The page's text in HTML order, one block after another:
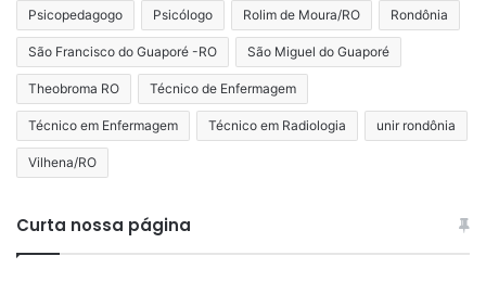
Psicopedagogo Psicólogo Rolim de Moura/RO Rondônia
São Francisco do Guaporé -RO São Miguel do Guaporé
Theobroma RO Técnico de Enfermagem
Técnico em Enfermagem Técnico em Radiologia unir rondônia
Vilhena/RO
Curta nossa página